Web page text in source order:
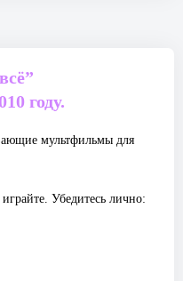
году.
мультфильмы для
Убедитесь лично: